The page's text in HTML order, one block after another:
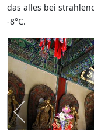
das alles bei
-8°C.